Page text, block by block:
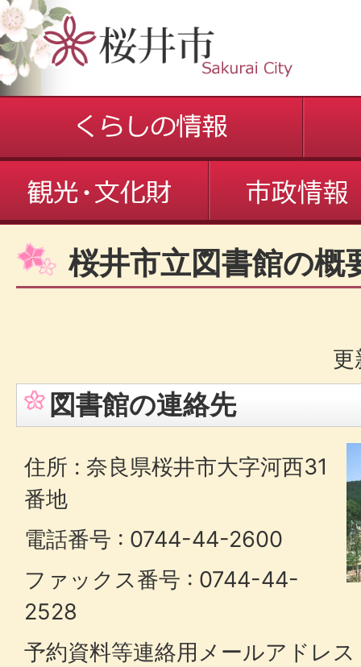
桜井市立図書館の概
更
図書館の連絡先
住所 : 奈良県桜井市大字河西31
番地
電話番号 : 0744-44-2600
ファックス番号 : 0744-44-
2528
予約資料等連絡用メールアドレス